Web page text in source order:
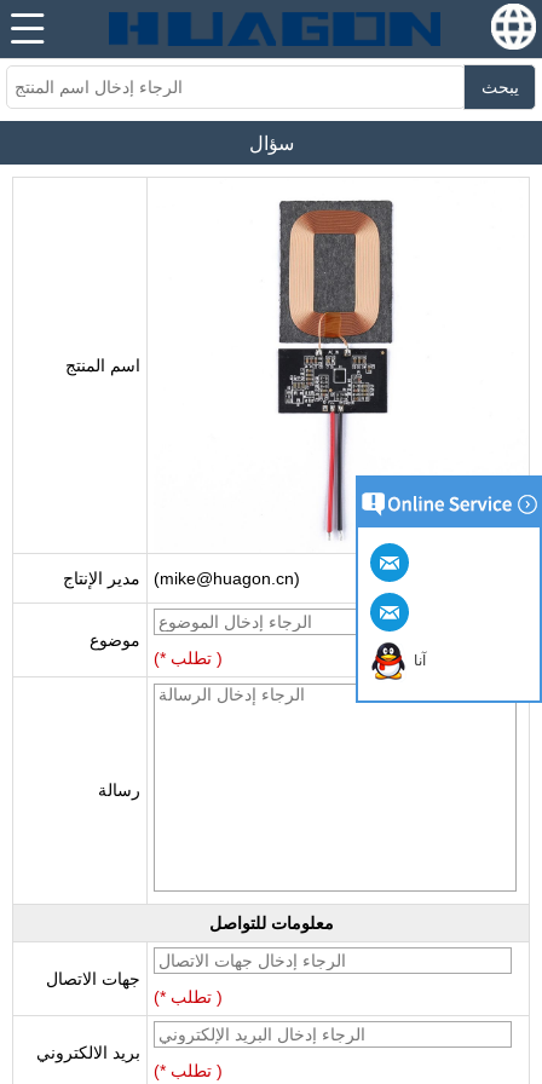
يبحث
سؤال
اسم المنتج
مدير الإنتاج (mike@huagon.cn)
موضوع
(* تطلب )
رسالة
معلومات للتواصل
جهات الاتصال
(* تطلب )
بريد الالكتروني
(* تطلب )
آنا